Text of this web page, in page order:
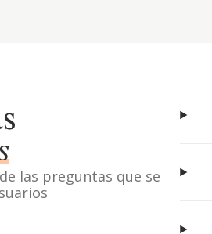
las preguntas que se